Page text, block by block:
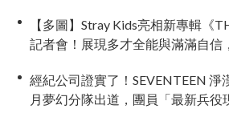
【多圖】Stray Kids亮相新專輯《
記者會！展現多才全能與滿滿自信
經紀公司證實了！SEVENTEEN 淨
月夢幻分隊出道，團員「最新兵役